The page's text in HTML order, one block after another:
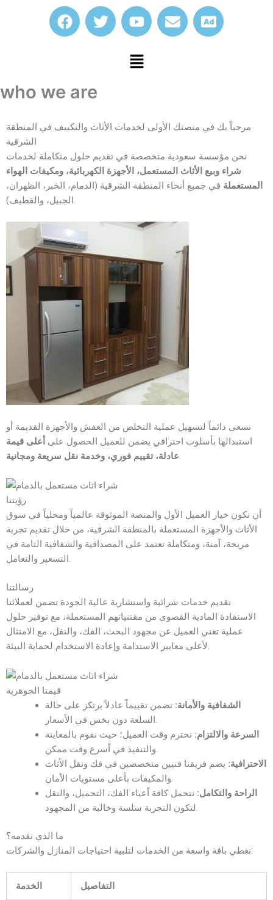
F
a
o
o
k
T
w
Y
o
t
u
E
n
e
A
d
Menu
who we are
مرحباً بك في منصتك الأولى لخدمات الأثاث والتكييف في المنطقة
الشرقية
نحن مؤسسة سعودية متخصصة في تقديم حلول متكاملة لخدمات
شراء وبيع الأثاث المستعمل، الأجهزة الكهربائية، ومكيفات الهواء
المستعملة في جميع أنحاء المنطقة الشرقية (الدمام، الخبر، الظهران،
الجبيل، والقطيف).
نسعى دائماً لتسهيل عملية التخلص من العفش والأجهزة القديمة أو
استبدالها بأسلوب احترافي يضمن للعميل الحصول على أعلى قيمة
عادلة، تقييم فوري، وخدمة نقل سريعة ومجانية
رؤيتنا
أن نكون خيار العميل الأول والمنصة الموثوقة عالمياً ومحلياً في سوق
الأثاث والأجهزة المستعملة بالمنطقة الشرقية، من خلال تقديم تجربة
مريحة، آمنة، ومتكاملة تعتمد على المصداقية والشفافية التامة في
التسعير والتعامل.
رسالتنا
تقديم خدمات شرائية واستشارية عالية الجودة تضمن لعملائنا
الاستفادة المادية القصوى من مقتنياتهم المستعملة، مع توفير حلول
عملية تغني العميل عن مجهود البحث، الفك، والنقل، مع الامتثال
لأعلى معايير الاستدامة وإعادة الاستخدام لحماية البيئة.
قيمنا الجوهرية
الشفافية والأمانة: نضمن تقييماً عادلاً يرتكز على حالة
السلعة دون بخس في الأسعار.
السرعة والالتزام: نحترم وقت العميل؛ حيث نقوم بالمعاينة
والتنفيذ في أسرع وقت ممكن.
الاحترافية: يضم فريقنا فنيين متخصصين في فك ونقل الأثاث
والمكيفات بأعلى مستويات الأمان.
الراحة والتكامل: نتحمل كافة أعباء الفك، التحميل، والنقل
لتكون التجربة سلسة وخالية من المجهود.
ما الذي نقدمه؟
نغطي باقة واسعة من الخدمات لتلبية احتياجات المنازل والشركات:
الخدمة التفاصيل